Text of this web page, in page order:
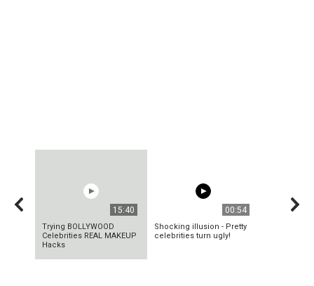
15:40
Trying BOLLYWOOD
Celebrities REAL MAKEUP
Hacks
00:54
Shocking illusion - Pretty
celebrities turn ugly!